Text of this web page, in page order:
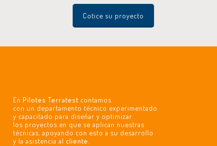
Cotice su proyecto
En Pilotes Terratest contamos
con un departamento técnico experimentado
y capacitado para diseñar y optimizar
los proyectos en que se aplican nuestras
técnicas, apoyando con esto a su desarrollo
y la asistencia al cliente